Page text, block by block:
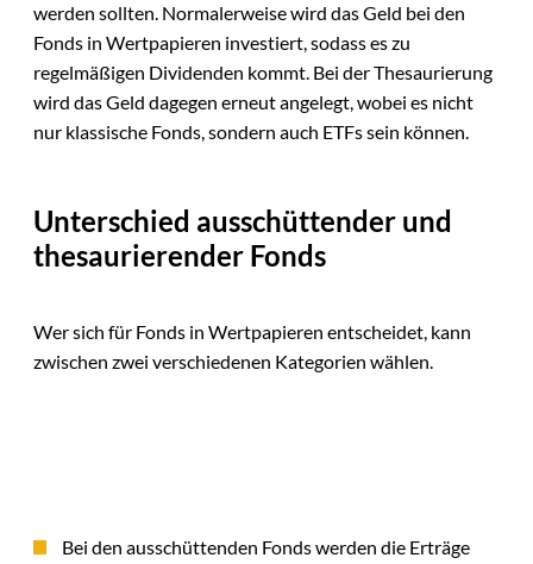
werden sollten. Normalerweise wird das Geld bei den
Fonds in Wertpapieren investiert, sodass es zu
regelmäßigen Dividenden kommt. Bei der Thesaurierung
wird das Geld dagegen erneut angelegt, wobei es nicht
nur klassische Fonds, sondern auch ETFs sein können.
Unterschied ausschüttender und
thesaurierender Fonds
Wer sich für Fonds in Wertpapieren entscheidet, kann
zwischen zwei verschiedenen Kategorien wählen.
Bei den ausschüttenden Fonds werden die Erträge